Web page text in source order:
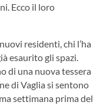
Ecco il loro
residenti, chi l’ha
esaurito gli spazi.
di una nuova tessera
di Vaglia si sentono
settimana prima del